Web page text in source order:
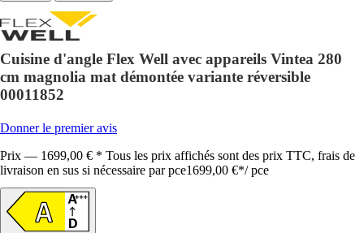
Cuisine d'angle Flex Well avec appareils Vintea 280
cm magnolia mat démontée variante réversible
00011852
Donner le premier avis
Prix — 1699,00 € * Tous les prix affichés sont des prix TTC, frais de
livraison en sus si nécessaire par pce1699,00 €*/ pce